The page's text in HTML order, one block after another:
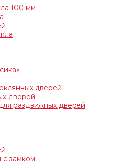
100 мм
дверей
дверей
раздвижных дверей
с замком